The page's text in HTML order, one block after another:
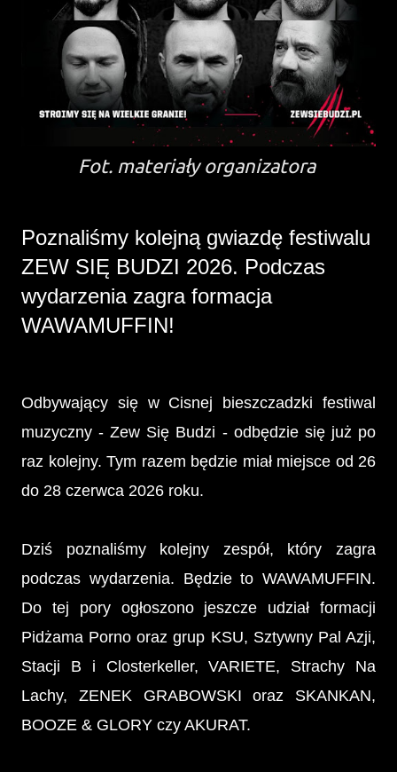
Fot. materiały organizatora
Poznaliśmy kolejną gwiazdę festiwalu
ZEW SIĘ BUDZI 2026. Podczas
wydarzenia zagra formacja
WAWAMUFFIN!
Odbywający się w Cisnej bieszczadzki festiwal
muzyczny - Zew Się Budzi - odbędzie się już po
raz kolejny. Tym razem będzie miał miejsce od 26
do 28 czerwca 2026 roku.
Dziś poznaliśmy kolejny zespół, który zagra
podczas wydarzenia. Będzie to WAWAMUFFIN.
Do tej pory ogłoszono jeszcze udział formacji
Pidżama Porno oraz grup KSU, Sztywny Pal Azji,
Stacji B i Closterkeller, VARIETE, Strachy Na
Lachy, ZENEK GRABOWSKI oraz SKANKAN,
BOOZE & GLORY czy AKURAT.